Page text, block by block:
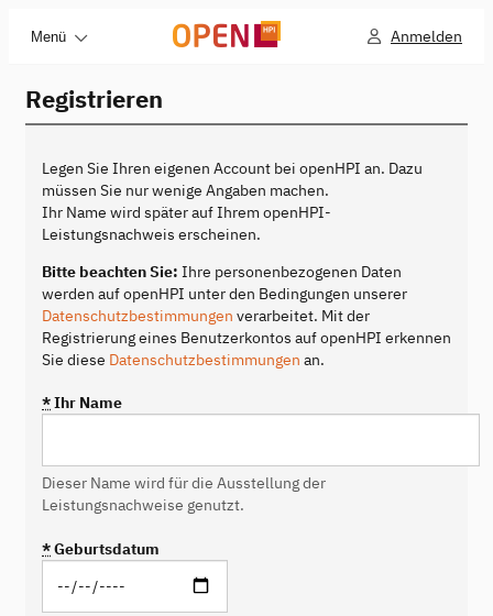
Menü Anmelden
Registrieren
Legen Sie Ihren eigenen Account bei openHPI an. Dazu
müssen Sie nur wenige Angaben machen.
Ihr Name wird später auf Ihrem openHPI-
Leistungsnachweis erscheinen.
Bitte beachten Sie: Ihre personenbezogenen Daten
werden auf openHPI unter den Bedingungen unserer
Datenschutzbestimmungen verarbeitet. Mit der
Registrierung eines Benutzerkontos auf openHPI erkennen
Sie diese Datenschutzbestimmungen an.
*Ihr Name
Dieser Name wird für die Ausstellung der
Leistungsnachweise genutzt.
*Geburtsdatum